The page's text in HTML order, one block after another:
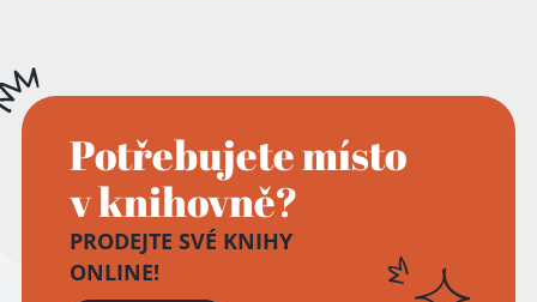
Potřebujete místo
v knihovně?
PRODEJTE SVÉ KNIHY
ONLINE!